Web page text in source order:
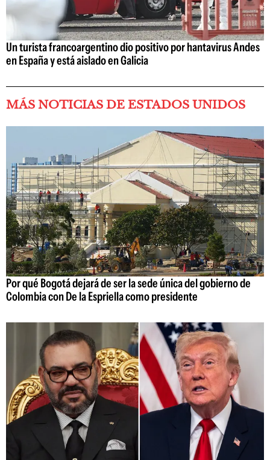
Un turista francoargentino dio positivo por hantavirus Andes
en España y está aislado en Galicia
MÁS NOTICIAS DE ESTADOS UNIDOS
Por qué Bogotá dejará de ser la sede única del gobierno de
Colombia con De la Espriella como presidente